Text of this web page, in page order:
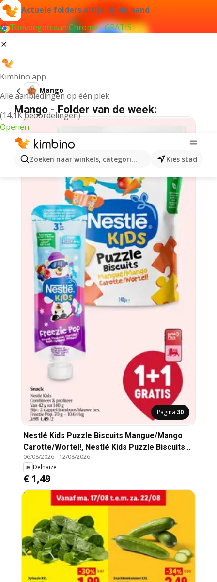
Actuele folders altijd bij de hand
Toevoegen aan Chrome - GRATIS
Kimbino app
Alle aanbiedingen op één plek
(14,1K beoordelingen)
Openen
Zoeken naar winkels, categorieën, producten...
Kies stad
Mango
Mango - Folder van de week:
Pagina 30
Nestlé Kids Puzzle Biscuits Mangue/Mango
Carotte/Wortel!, Nestlé Kids Puzzle Biscuits
with Mango and Carrot flavor.
06/08/2026- 12/08/2026
Delhaize
€ 1,49